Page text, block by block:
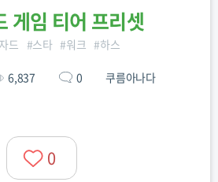
게임 티어 프리셋
드 #스타 #워크 #하스
6,837 0 쿠름아나다
0